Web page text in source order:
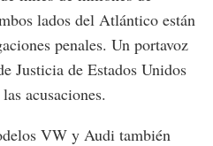
lados del Atlántico están
penales. Un portavoz
Justicia de Estados Unidos
acusaciones.
VW y Audi también